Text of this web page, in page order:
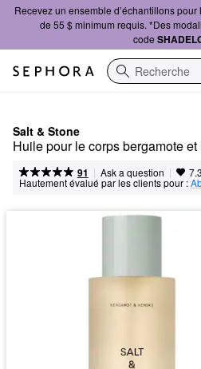
Recevez un ensemble d’échantillons pour
de 55 $ minimum requis. *Des
code
Recherche
Salt & Stone
Huile pour le corps bergamote et
91 | Ask a question |
Hautement évalué par les clients pour :